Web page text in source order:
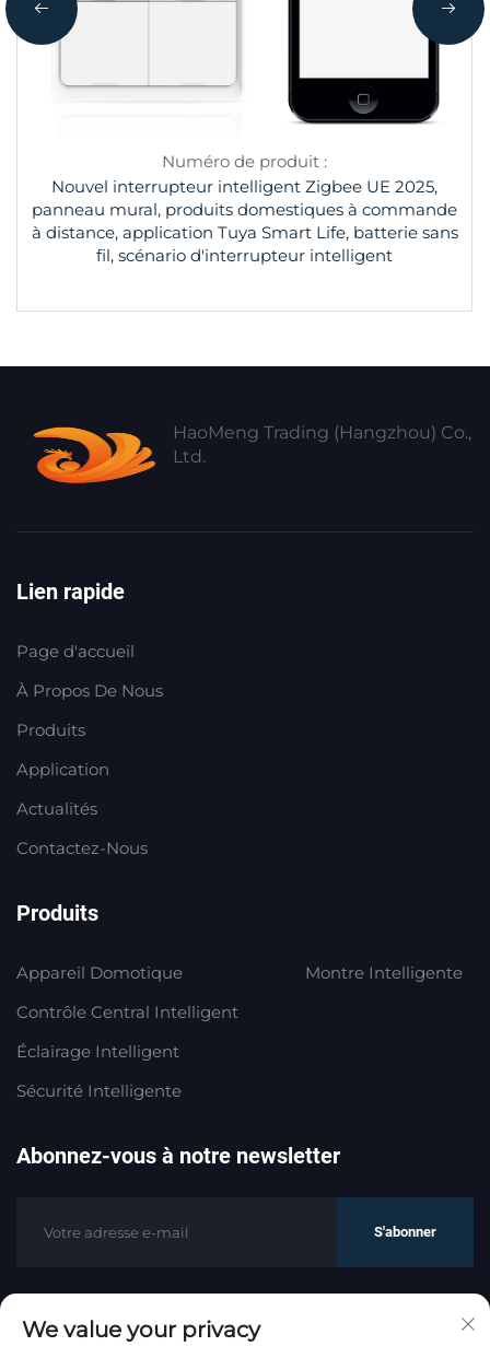
Numéro de produit :
Nouvel interrupteur intelligent Zigbee UE 2025,
panneau mural, produits domestiques à commande
à distance, application Tuya Smart Life, batterie sans
fil, scénario d'interrupteur intelligent
HaoMeng Trading (Hangzhou) Co.,
Ltd.
Lien rapide
Page d'accueil
À Propos De Nous
Produits
Application
Actualités
Contactez-Nous
Produits
Appareil Domotique
Contrôle Central Intelligent
Éclairage Intelligent
Sécurité Intelligente
Montre Intelligente
Abonnez-vous à notre newsletter
S'abonner
Droits d'auteur © HaoMeng Trading (Hangzhou) Co.,
We value your privacy